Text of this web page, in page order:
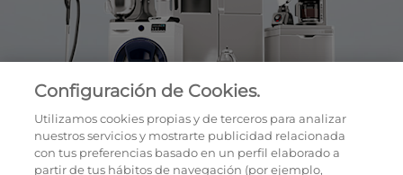
Configuración de Cookies.
Utilizamos cookies propias y de terceros para analizar
nuestros servicios y mostrarte publicidad relacionada
con tus preferencias basado en un perfil elaborado a
partir de tus hábitos de navegación (por ejemplo,